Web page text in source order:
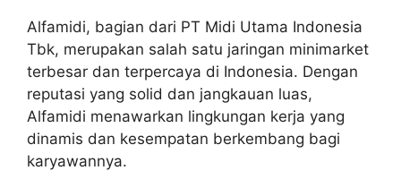
Alfamidi, bagian dari PT Midi Utama Indonesia
Tbk, merupakan salah satu jaringan minimarket
terbesar dan terpercaya di Indonesia. Dengan
reputasi yang solid dan jangkauan luas,
Alfamidi menawarkan lingkungan kerja yang
dinamis dan kesempatan berkembang bagi
karyawannya.